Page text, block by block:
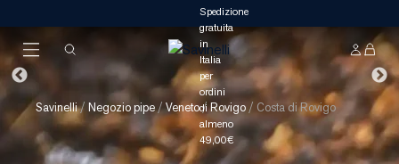
Savinelli/ Negozio pipe/Veneto/Rovigo / Costa di Rovigo